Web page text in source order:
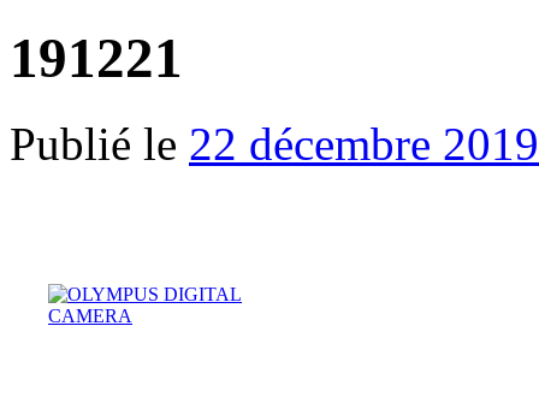
191221
Publié le 22 décembre 2019